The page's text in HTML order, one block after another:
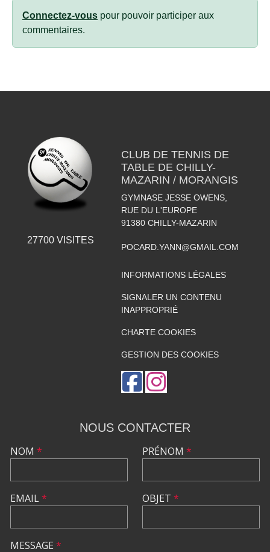
Connectez-vous pour pouvoir participer aux
commentaires.
27700VISITES
CLUB DE TENNIS DE
TABLE DE CHILLY-
MAZARIN / MORANGIS
GYMNASE JESSE OWENS,
RUE DU L'EUROPE
91380 CHILLY-MAZARIN
POCARD.YANN@GMAIL.COM
INFORMATIONS LÉGALES
SIGNALER UN CONTENU
INAPPROPRIÉ
CHARTE COOKIES
GESTION DES COOKIES
NOUS CONTACTER
NOM *
EMAIL*
PRÉNOM *
OBJET *
MESSAGE *